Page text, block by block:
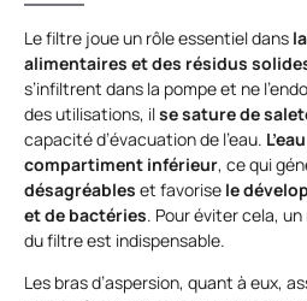
Le filtre joue un rôle essentiel dans
alimentaires et des résidus
s’infiltrent dans la pompe et ne
des utilisations, ilse sature de
capacité d’évacuation de l’eau.
compartiment inférieur, ce qui
désagréables et favorise le
et de bactéries. Pour éviter cela,
du filtre est indispensable.
Les bras d’aspersion, quant à eux,